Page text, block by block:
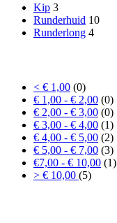
Kip 3
Runderhuid 10
Runderlong 4
< € 1,00 (0)
€ 1,00 - € 2,00 (0)
€ 2,00 - € 3,00 (0)
€ 3,00 - € 4,00 (1)
€ 4,00 - € 5,00 (2)
€ 5,00 - € 7,00 (3)
€7,00 - € 10,00 (1)
> € 10,00 (5)